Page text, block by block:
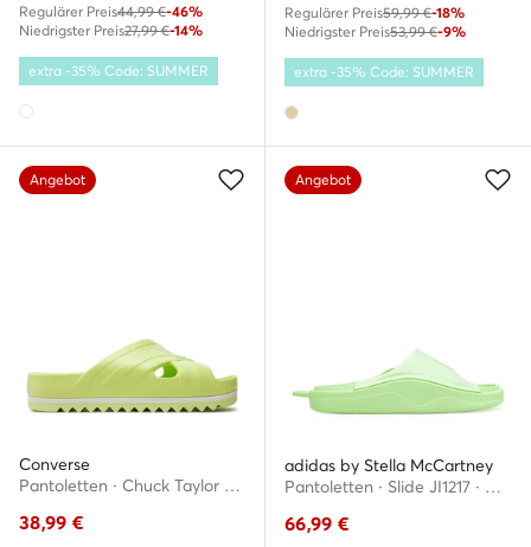
Regulärer Preis44,99 €-46%
Niedrigster Preis27,99 €-14%
extra -35% Code: SUMMER
Regulärer Preis59,99 €-18%
Niedrigster Preis53,99 €-9%
extra -35% Code: SUMMER
Angebot
Converse
Pantoletten · Chuck Taylor All Star Lounge Sandal Lite Cx A07583C · Gelb
38,99 €
Angebot
adidas by Stella McCartney
Pantoletten · Slide JI1217 · Gelb
66,99 €